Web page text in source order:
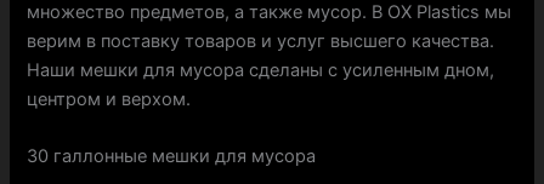
множество предметов, а также мусор. В OX Plastics мы
верим в поставку товаров и услуг высшего качества.
Наши мешки для мусора сделаны с усиленным дном,
центром и верхом.
30 галлонные мешки для мусора